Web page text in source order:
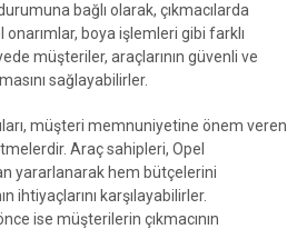
bağlı olarak, çıkmacılarda
boya işlemleri gibi farklı
müşteriler, araçlarının güvenli ve
sağlayabilirler.
müşteri memnuniyetine önem veren
Araç sahipleri, Opel
yararlanarak hem bütçelerini
ihtiyaçlarını karşılayabilirler.
ise müşterilerin çıkmacının